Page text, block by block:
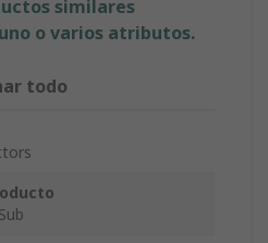
similares
o varios atributos.
todo